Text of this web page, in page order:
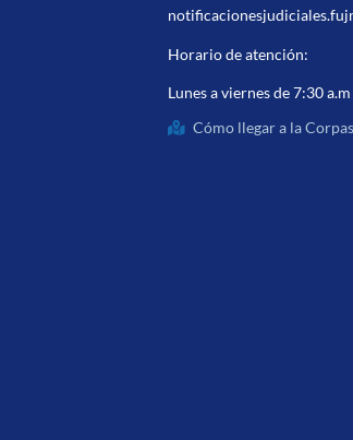
Horario de atención:
Lunes a viernes de 7:30
Cómo llegar a la Corpas